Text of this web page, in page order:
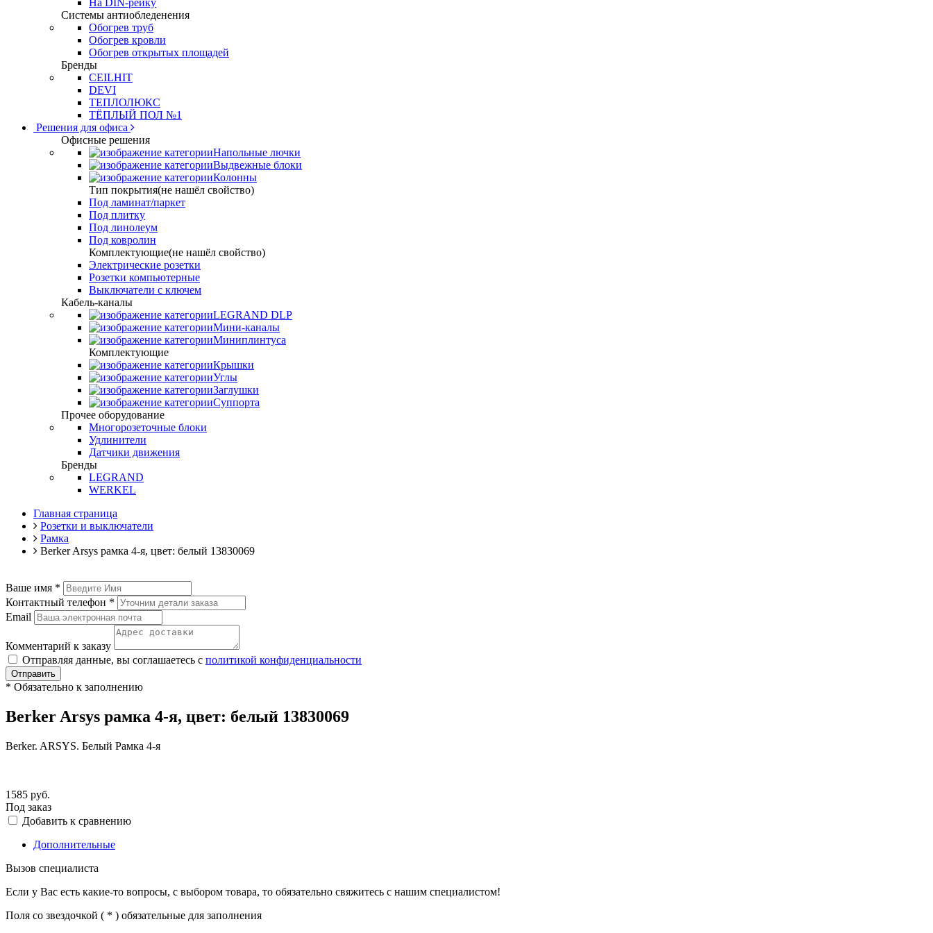
На DIN-рейку
Системы антиобледенения
Обогрев труб
Обогрев кровли
Обогрев открытых площадей
Бренды
CEILHIT
DEVI
ТЕПЛОЛЮКС
ТЁПЛЫЙ ПОЛ №1
Решения для офиса
Офисные решения
Напольные лючки
Выдвежные блоки
Колонны
Тип покрытия(не нашёл свойство)
Под ламинат/паркет
Под плитку
Под линолеум
Под ковролин
Комплектующие(не нашёл свойство)
Электрические розетки
Розетки компьютерные
Выключатели с ключем
Кабель-каналы
LEGRAND DLP
Мини-каналы
Миниплинтуса
Комплектующие
Крышки
Углы
Заглушки
Суппорта
Прочее оборудование
Многорозеточные блоки
Удлинители
Датчики движения
Бренды
LEGRAND
WERKEL
Главная страница
Розетки и выключатели
Рамка
Berker Arsys рамка 4-я, цвет: белый 13830069
Ваше имя *
Контактный телефон *
Email
Комментарий к заказу
Отправляя данные, вы соглашаетесь с политикой конфиденциальности
Отправить
* Обязательно к заполнению
Berker Arsys рамка 4-я, цвет: белый 13830069
Berker. ARSYS. Белый Рамка 4-я
1585 руб.
Под заказ
Добавить к сравнению
Дополнительные
Вызов специалиста
Если у Вас есть какие-то вопросы, с выбором товара, то обязательно свяжитесь с нашим специалистом!
Поля со звездочкой ( * ) обязательные для заполнения